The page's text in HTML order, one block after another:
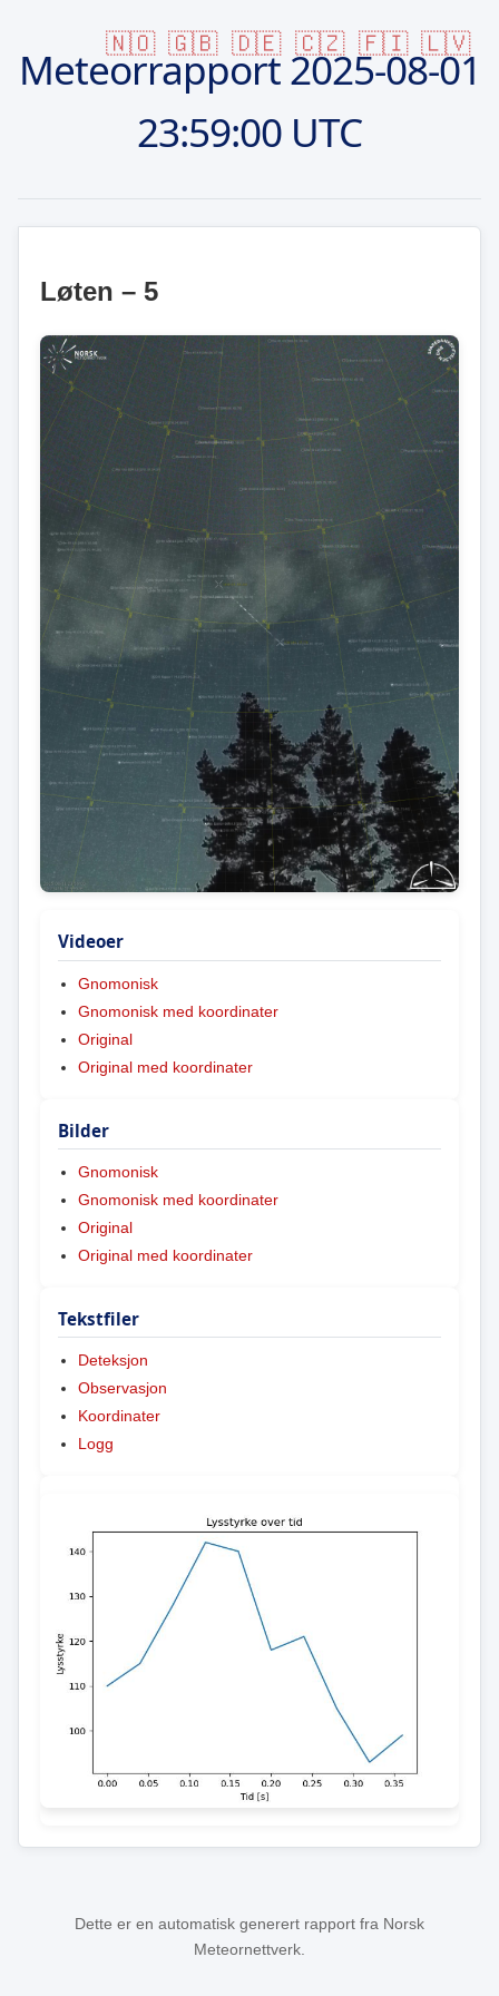
🇳🇴 🇬🇧 🇩🇪 🇨🇿 🇫🇮 🇱🇻
Meteorrapport2025-08-01
23:59:00 UTC
Løten – 5
Videoer
Gnomonisk
Gnomonisk med koordinater
Original
Original med koordinater
Bilder
Gnomonisk
Gnomonisk med koordinater
Original
Original med koordinater
Tekstfiler
Deteksjon
Observasjon
Koordinater
Logg
Dette er en automatisk generert rapport fra Norsk
Meteornettverk.